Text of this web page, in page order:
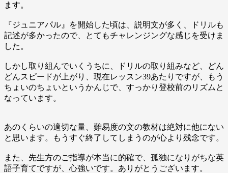
ます。
『ジュニアパル』を開始した頃は、説明文が多く、ドリルも
記述が多かったので、とてもチャレンジングな感じを受けま
した。
しかし取り組んでいくうちに、ドリルの取り組みなど、どん
どんスピードが上がり、現在レッスン39あたりですが、もう
ちょいのちょいというかんじで、すっかり登校前のリズムと
なっています。
あのくらいの適切な量、難易度の文の教材は絶対に他にない
と思います。もうすぐ終了してしまうのが心より残念です。
また、先生方のご指導が本当に的確で、孤独になりがちな英
語子育てですが、心強いです。ありがとうございます。